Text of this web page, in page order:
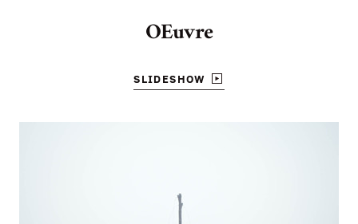
OEuvre
SLIDESHOW